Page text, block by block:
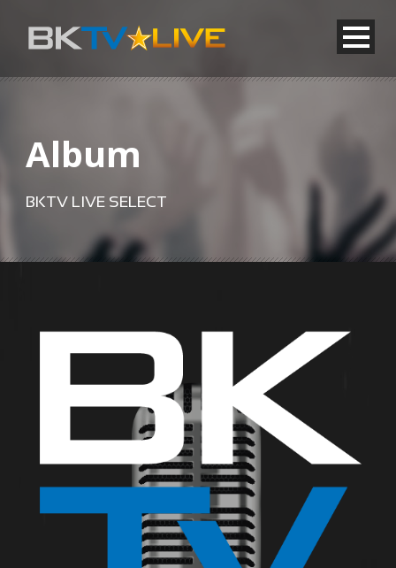
Album
BKTV LIVE SELECT